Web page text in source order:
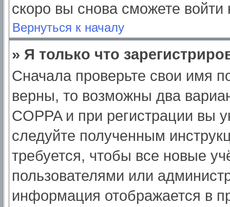
скоро вы снова сможете
Вернуться к началу
» Я только что
Сначала проверьте свои имя
верны, то возможны два
COPPA и при регистрации вы
следуйте полученным
требуется, чтобы все новые
пользователями или
информация отображается в